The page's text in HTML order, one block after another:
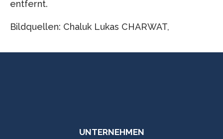
entfernt.
Bildquellen: Chaluk Lukas CHARWAT,
UNTERNEHMEN